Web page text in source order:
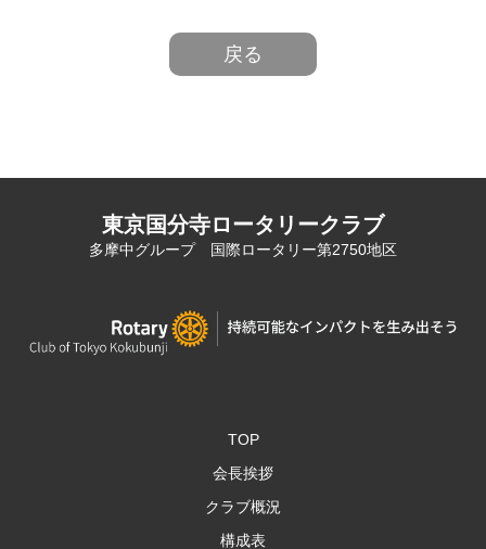
戻る
東京国分寺ロータリークラブ
多摩中グループ 国際ロータリー第2750地区
TOP
会長挨拶
クラブ概況
構成表